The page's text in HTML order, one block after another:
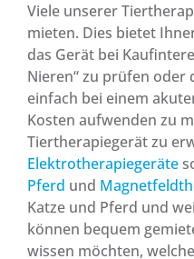
Viele unserer
mieten. Dies bietet
das Gerät bei
Nieren“ zu prüfen oder
einfach bei einem
Kosten aufwenden zu
Tiertherapiegerät zu
Elektrotherapiegeräte
Pferd und
Katze und Pferd und
können bequem
wissen möchten,